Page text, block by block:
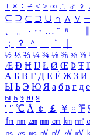
± × ÷ ≠ ≤ ≥ ∞ ∴ ♂ ♀
⊆ ⊇ ⊂ ⊃ ∪ ∩ ∧ ∨
、
。 · ‥ … ¨ 〃 ―
；
？ ＾ ｀
½ ⅓ ⅔ ¼ ¾ ⅛ ⅜ ⅝ ⅞
Æ Ð Ħ Ĳ Ł Ø Œ Þ Ŧ
А Б В Г Д Е Ё Ж З И
Ы Ь Э Ю Я а б в г д е
ы ь э ю я
′ ″ ℃ Å ￠ ￡ ￥ ¤ ℉
㎙ ㎚ ㎛ ㎜ ㎝ ㎞ ㎟